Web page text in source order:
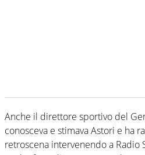
Anche il direttore sportivo del
conosceva e stimava Astori e ha
retroscena intervenendo a Radio